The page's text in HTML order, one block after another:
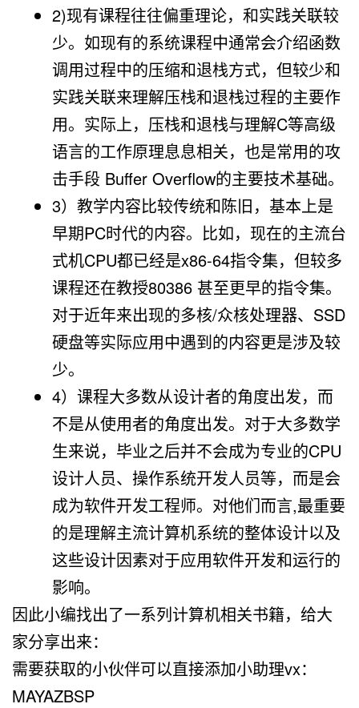
2)现有课程往往偏重理论，和实践关联较
少。如现有的系统课程中通常会介绍函数
调用过程中的压缩和退栈方式，但较少和
实践关联来理解压栈和退栈过程的主要作
用。实际上，压栈和退栈与理解C等高级
语言的工作原理息息相关，也是常用的攻
击手段 Buffer Overflow的主要技术基础。
3）教学内容比较传统和陈旧，基本上是
早期PC时代的内容。比如，现在的主流台
式机CPU都已经是x86-64指令集，但较多
课程还在教授80386 甚至更早的指令集。
对于近年来出现的多核/众核处理器、SSD
硬盘等实际应用中遇到的内容更是涉及较
少。
4）课程大多数从设计者的角度出发，而
不是从使用者的角度出发。对于大多数学
生来说，毕业之后并不会成为专业的CPU
设计人员、操作系统开发人员等，而是会
成为软件开发工程师。对他们而言,最重要
的是理解主流计算机系统的整体设计以及
这些设计因素对于应用软件开发和运行的
影响。
因此小编找出了一系列计算机相关书籍，给大
家分享出来：
需要获取的小伙伴可以直接添加小助理vx：
MAYAZBSP